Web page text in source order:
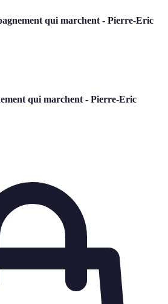
qui marchent - Pierre-Eric
qui marchent - Pierre-Eric